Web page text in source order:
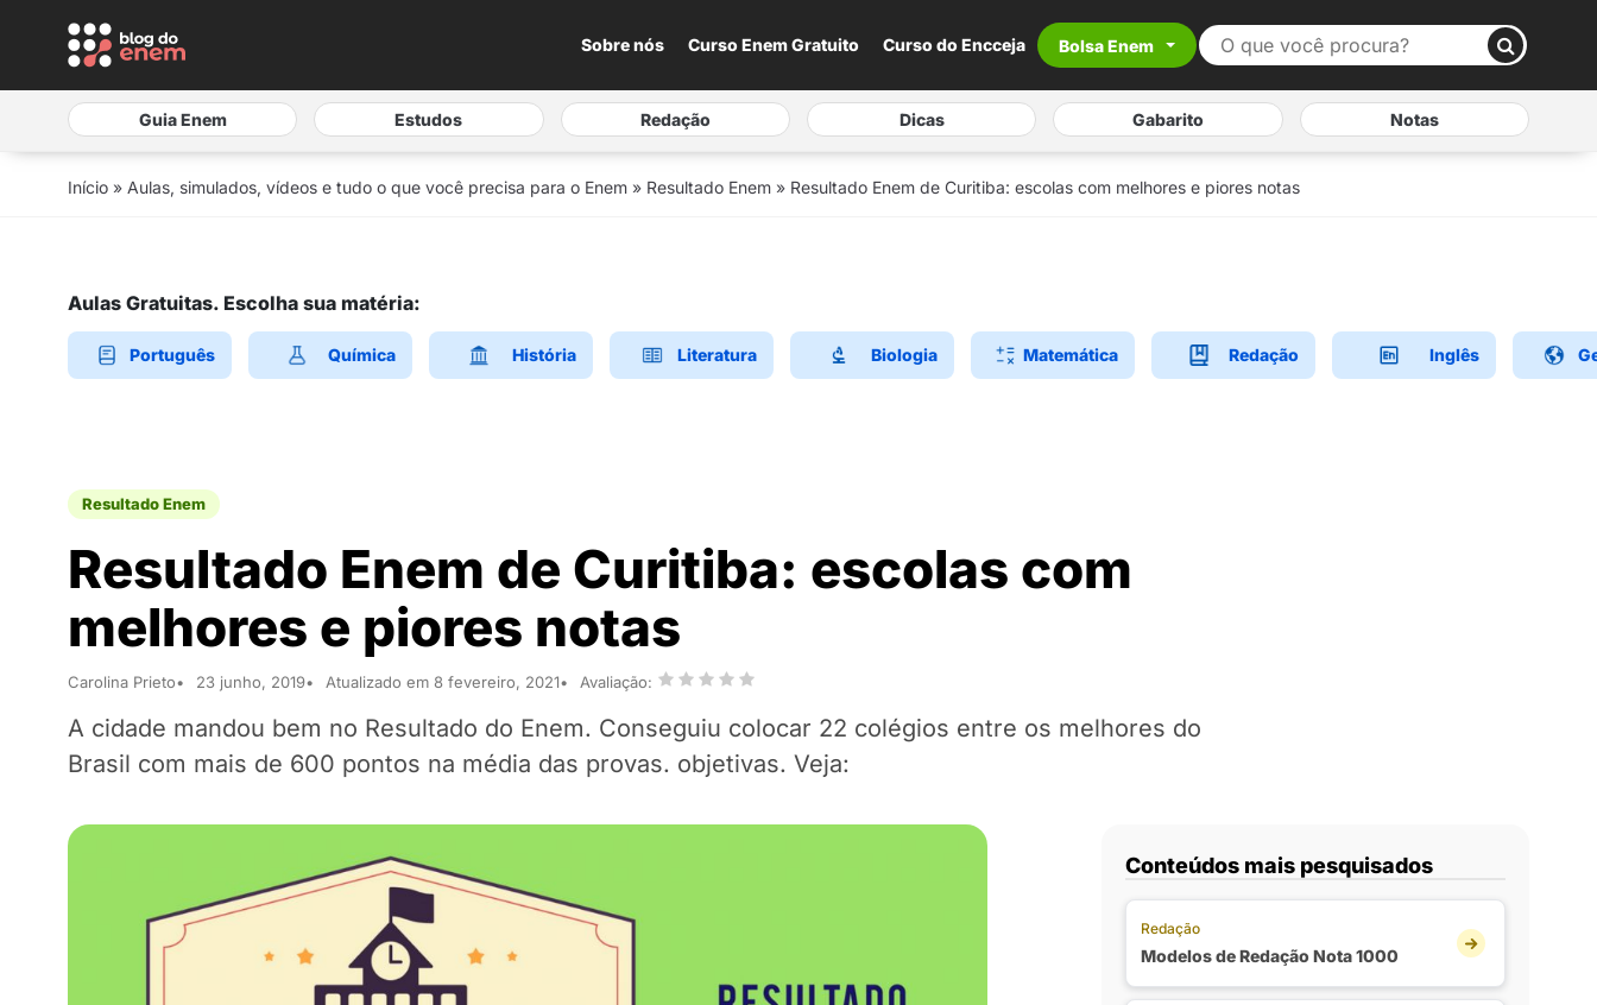
Sobre nós Curso Enem Gratuito Curso do Encceja Bolsa Enem
Guia Enem Estudos Redação Dicas Gabarito Notas
Início » Aulas, simulados, vídeos e tudo o que você precisa para o Enem » Resultado Enem » Resultado Enem de Curitiba: escolas com melhores e piores notas
Aulas Gratuitas. Escolha sua matéria:
Português Química História Literatura Biologia Matemática Redação Inglês
Resultado Enem
Resultado Enem de Curitiba: escolas com
melhores e piores notas
Carolina Prieto 23 junho, 2019 Atualizado em 8 fevereiro, 2021 Avaliação:
A cidade mandou bem no Resultado do Enem. Conseguiu colocar 22 colégios entre os melhores do
Brasil com mais de 600 pontos na média das provas. objetivas. Veja:
Conteúdos mais pesquisados
Redação
Modelos de Redação Nota 1000